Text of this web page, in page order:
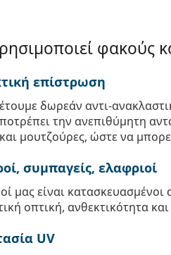
φακούς
επίστρωση
δωρεάν αντι-
την ανεπιθύμητη
μουτζούρες, ώστε να
συμπαγείς, ελαφριοί
μας είναι
οπτική, ανθεκτικότητα
UV